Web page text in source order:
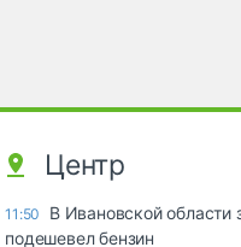
Центр
11:50
В Ивановской области
подешевел бензин